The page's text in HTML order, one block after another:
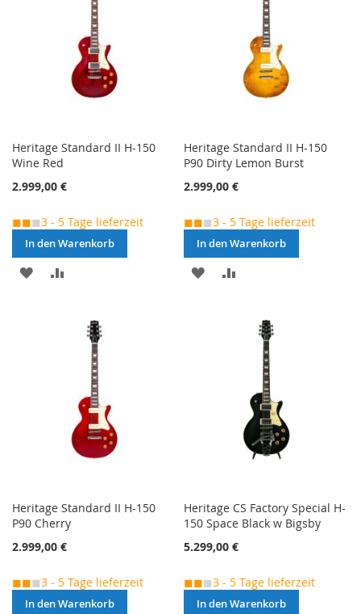
Heritage Standard II H-150
Wine Red
2.999,00 €
◼◼◼3 - 5 Tage lieferzeit
In den Warenkorb
MERKEN
HINZUFÜGEN
Heritage Standard II H-150
P90 Dirty Lemon Burst
2.999,00 €
◼◼◼3 - 5 Tage lieferzeit
In den Warenkorb
MERKEN
HINZUFÜGEN
Heritage Standard II H-150
P90 Cherry
2.999,00 €
◼◼◼3 - 5 Tage lieferzeit
In den Warenkorb
Heritage CS Factory Special H-
150 Space Black w Bigsby
5.299,00 €
◼◼◼3 - 5 Tage lieferzeit
In den Warenkorb